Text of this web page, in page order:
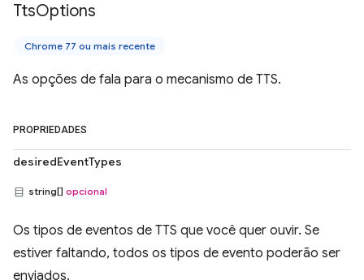
TtsOptions
Chrome 77 ou mais recente
As opções de fala para o mecanismo de TTS.
PROPRIEDADES
desiredEventTypes
string[] opcional
Os tipos de eventos de TTS que você quer ouvir. Se
estiver faltando, todos os tipos de evento poderão ser
enviados.